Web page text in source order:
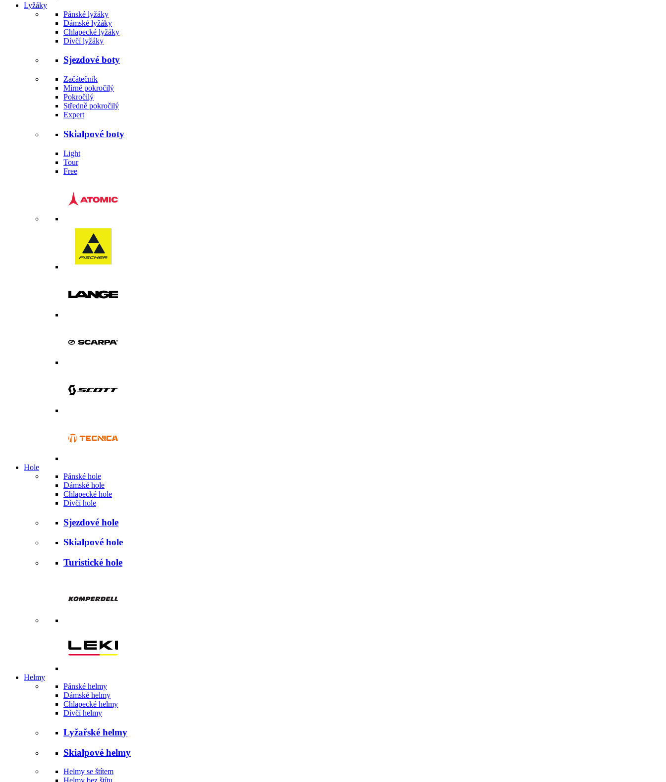
Lyžáky
Pánské lyžáky
Dámské lyžáky
Chlapecké lyžáky
Dívčí lyžáky
Sjezdové boty
Začátečník
Mírně pokročilý
Pokročilý
Středně pokročilý
Expert
Skialpové boty
Light
Tour
Free
Hole
Pánské hole
Dámské hole
Chlapecké hole
Dívčí hole
Sjezdové hole
Skialpové hole
Turistické hole
Helmy
Pánské helmy
Dámské helmy
Chlapecké helmy
Dívčí helmy
Lyžařské helmy
Skialpové helmy
Helmy se štítem